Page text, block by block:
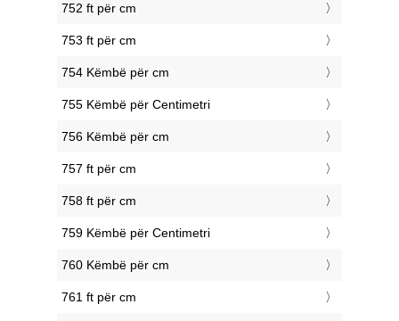
752 ft për cm
753 ft për cm
754 Këmbë për cm
755 Këmbë për Centimetri
756 Këmbë për cm
757 ft për cm
758 ft për cm
759 Këmbë për Centimetri
760 Këmbë për cm
761 ft për cm